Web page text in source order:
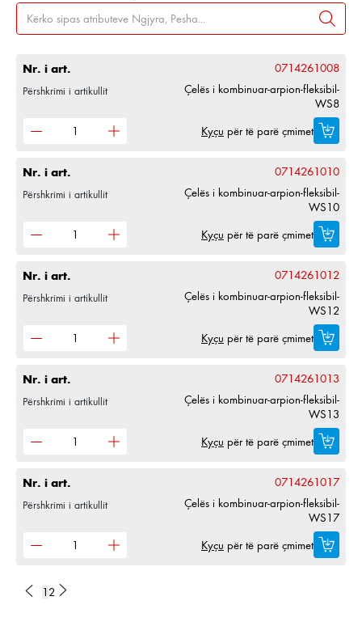
Nr. i art. 0714261008
Përshkrimi i artikullit
Çelës i kombinuar-arpion-fleksibil-
WS8
Kyçu për të parë çmimet
Nr. i art. 0714261010
Përshkrimi i artikullit
Çelës i kombinuar-arpion-fleksibil-
WS10
Kyçu për të parë çmimet
Nr. i art. 0714261012
Përshkrimi i artikullit
Çelës i kombinuar-arpion-fleksibil-
WS12
Kyçu për të parë çmimet
Nr. i art. 0714261013
Përshkrimi i artikullit
Çelës i kombinuar-arpion-fleksibil-
WS13
Kyçu për të parë çmimet
Nr. i art. 0714261017
Përshkrimi i artikullit
Çelës i kombinuar-arpion-fleksibil-
WS17
Kyçu për të parë çmimet
1 2